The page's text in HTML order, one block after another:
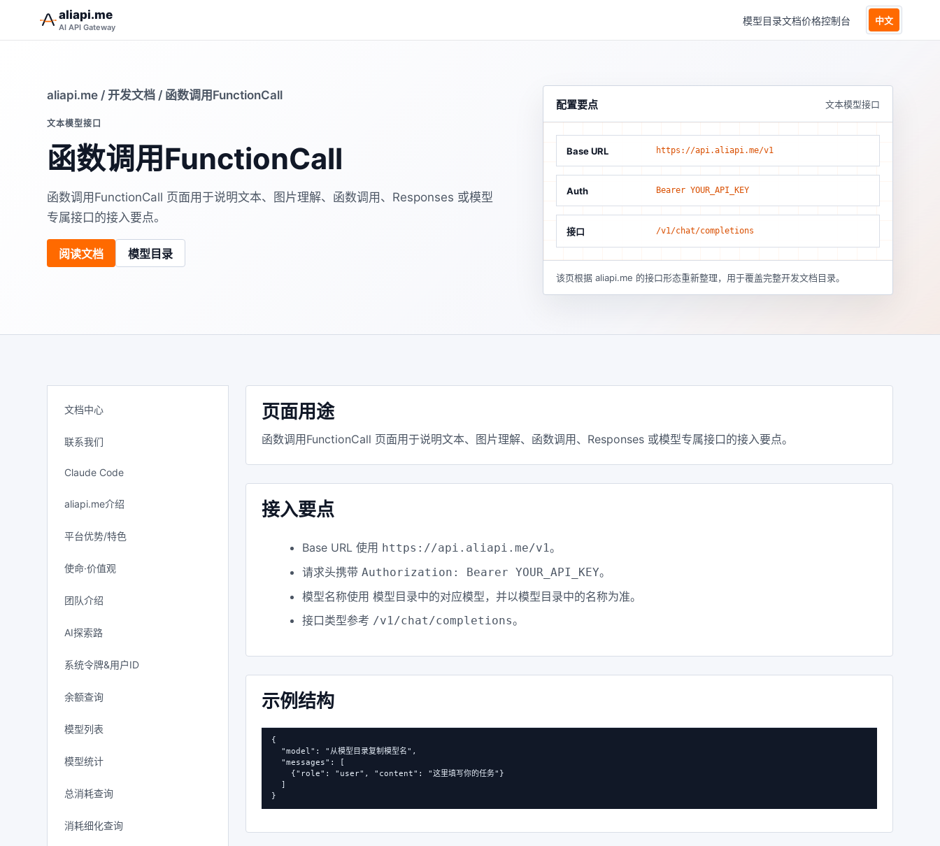
aliapi.me
AI API Gateway
模型目录文档价格控制台 中文
aliapi.me / 开发文档 / 函数调用FunctionCall
文本模型接口
函数调用FunctionCall
函数调用FunctionCall 页面用于说明文本、图片理解、函数调用、Responses 或模型
专属接口的接入要点。
阅读文档 模型目录
配置要点 文本模型接口
Base URL https://api.aliapi.me/v1
Auth Bearer YOUR_API_KEY
接口 /v1/chat/completions
该页根据 aliapi.me 的接口形态重新整理，用于覆盖完整开发文档目录。
文档中心
联系我们
Claude Code
aliapi.me介绍
平台优势/特色
使命·价值观
团队介绍
AI探索路
系统令牌&用户ID
余额查询
模型列表
模型统计
总消耗查询
消耗细化查询
页面用途
函数调用FunctionCall 页面用于说明文本、图片理解、函数调用、Responses 或模型专属接口的接入要点。
接入要点
Base URL 使用 https://api.aliapi.me/v1。
请求头携带Authorization: Bearer YOUR_API_KEY。
模型名称使用 模型目录中的对应模型，并以模型目录中的名称为准。
接口类型参考 /v1/chat/completions。
示例结构
{
  "model": "从模型目录复制模型名",
  "messages": [
    {"role": "user", "content": "这里填写你的任务"}
  ]
}